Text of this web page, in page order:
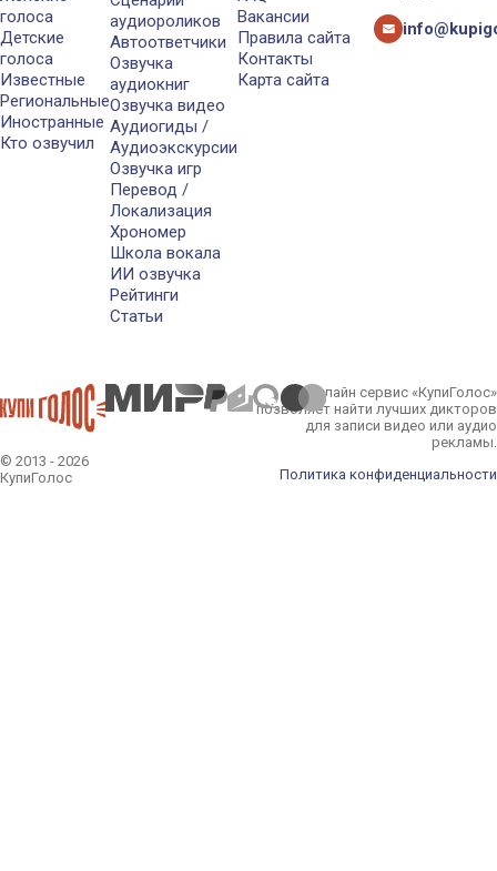
голоса
Детские
голоса
Известные
Региональные
Иностранные
Кто озвучил
аудиороликов
Автоответчики
Озвучка
аудиокниг
Озвучка видео
Аудиогиды /
Аудиоэкскурсии
Озвучка игр
Перевод /
Локализация
Хрономер
Школа вокала
ИИ озвучка
Рейтинги
Статьи
Вакансии
Правила сайта
Контакты
Карта сайта
© 2013 - 2026
КупиГолос
Онлайн сервис «КупиГолос»
позволяет найти лучших дикторов
для записи видео или аудио
рекламы.
Политика конфиденциальности